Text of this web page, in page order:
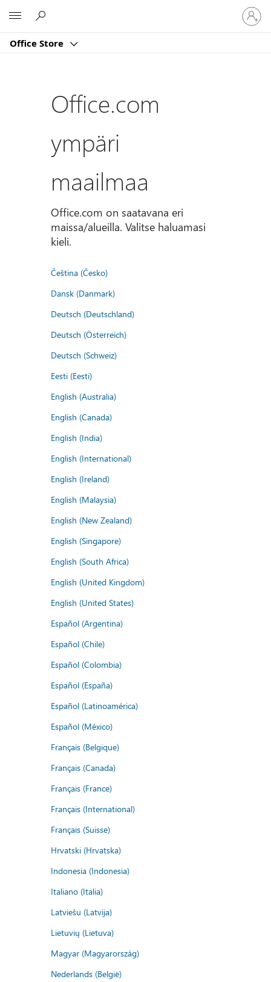
Office Store
sisään
tilille
Office.com
ympäri
maailmaa
Office.com on saatavana eri
maissa/alueilla. Valitse haluamasi
kieli.
Čeština (Česko)
Dansk (Danmark)
Deutsch (Deutschland)
Deutsch (Österreich)
Deutsch (Schweiz)
Eesti (Eesti)
English (Australia)
English (Canada)
English (India)
English (International)
English (Ireland)
English (Malaysia)
English (New Zealand)
English (Singapore)
English (South Africa)
English (United Kingdom)
English (United States)
Español (Argentina)
Español (Chile)
Español (Colombia)
Español (España)
Español (Latinoamérica)
Español (México)
Français (Belgique)
Français (Canada)
Français (France)
Français (International)
Français (Suisse)
Hrvatski (Hrvatska)
Indonesia (Indonesia)
Italiano (Italia)
Latviešu (Latvija)
Lietuvių (Lietuva)
Magyar (Magyarország)
Nederlands (België)